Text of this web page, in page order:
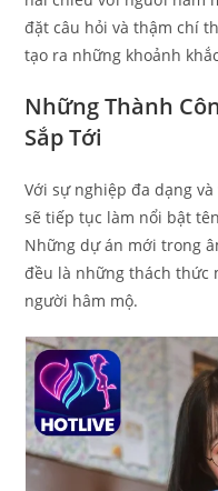
đặt câu hỏi và thậm chí
tạo ra những khoảnh
Những Thành
Sắp Tới
Với sự nghiệp đa dạng
sẽ tiếp tục làm nổi bật
Những dự án mới trong
đều là những thách thức
người hâm mộ.